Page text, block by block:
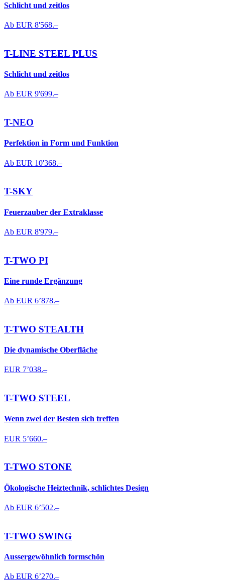
Schlicht und zeitlos
Ab EUR 8'568.–
T-LINE STEEL PLUS
Schlicht und zeitlos
Ab EUR 9'699.–
T-NEO
Perfektion in Form und Funktion
Ab EUR 10'368.–
T-SKY
Feuerzauber der Extraklasse
Ab EUR 8'979.–
T-TWO PI
Eine runde Ergänzung
Ab EUR 6’878.–
T-TWO STEALTH
Die dynamische Oberfläche
EUR 7’038.–
T-TWO STEEL
Wenn zwei der Besten sich treffen
EUR 5’660.–
T-TWO STONE
Ökologische Heiztechnik, schlichtes Design
Ab EUR 6’502.–
T-TWO SWING
Aussergewöhnlich formschön
Ab EUR 6’270.–